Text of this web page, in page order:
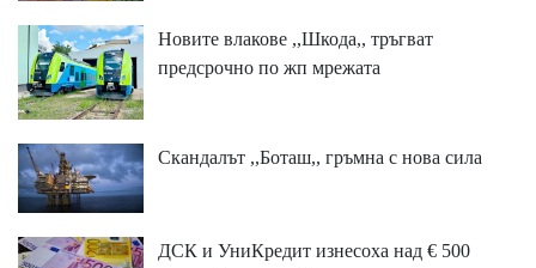
Новите влакове ,,Шкода,, тръгват
предсрочно по жп мрежата
Скандалът ,,Боташ,, гръмна с нова сила
ДСК и УниКредит изнесоха над € 500